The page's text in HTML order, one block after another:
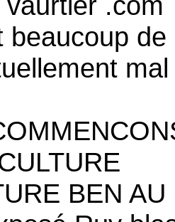
de
BEN